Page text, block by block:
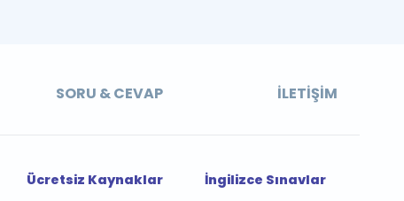
SORU & CEVAP İLETIŞIM
Ücretsiz Kaynaklar
İngilizce Sınavlar